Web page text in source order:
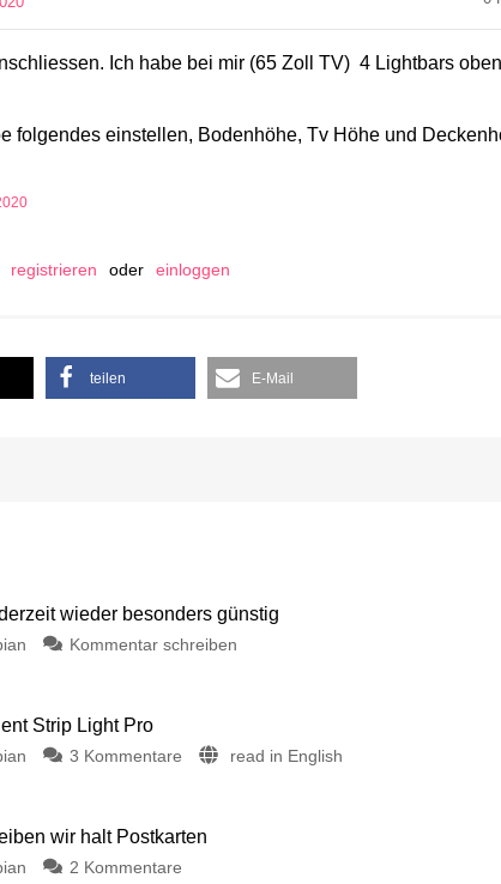
Ich habe bei mir (65 Zoll TV) 4 Lightbars
folgendes einstellen, Bodenhöhe, Tv Höhe und
registrieren oder einloggen
teilen E-Mail
wieder besonders günstig
Kommentar schreiben
Strip Light Pro
3 Kommentare read in English
wir halt Postkarten
2 Kommentare